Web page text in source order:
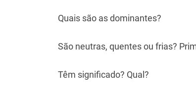
Quais são as dominantes?
São neutras, quentes ou frias?
Têm significado? Qual?